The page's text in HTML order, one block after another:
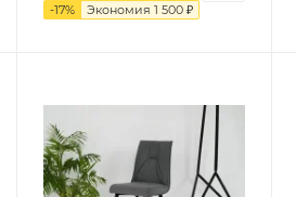
-17% Экономия 1 500₽